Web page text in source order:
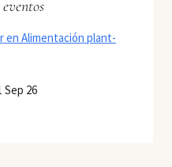
en Alimentación plant-
Sep 26